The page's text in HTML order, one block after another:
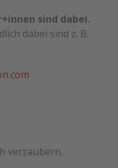
sind dabei.
dabei sind z. B.
verzaubern.